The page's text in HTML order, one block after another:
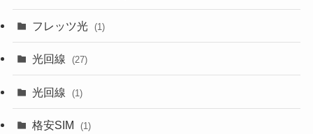
フレッツ光 (1)
光回線 (27)
光回線 (1)
格安SIM (1)